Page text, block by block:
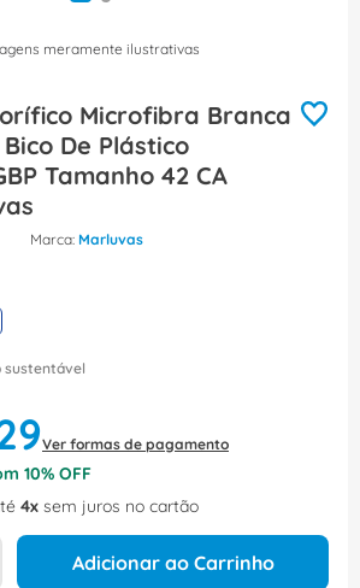
meramente ilustrativas
Microfibra Branca
De Plástico
Tamanho 42 CA
Marluvas
sustentável
Ver formas de pagamento
10% OFF
4 sem juros no cartão
Adicionar ao Carrinho